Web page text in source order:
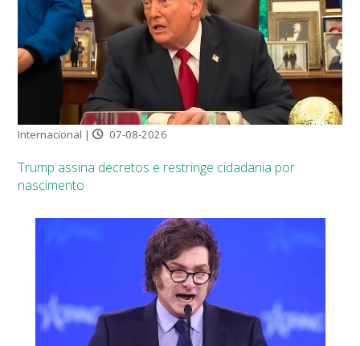
Internacional | 07-08-2026
Trump assina decretos e restringe cidadania por
nascimento